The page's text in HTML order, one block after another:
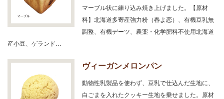
マーブル状に練り込み焼き上げました。【原材
料】北海道多寄産強力粉（春よ恋）、有機豆乳無
調整、有機デーツ、農薬・化学肥料不使用北海道
産小豆、ゲランド…
ヴィーガンメロンパン
動物性乳製品を使わず、豆乳で仕込んだ生地に、
白ごまを入れたクッキー生地を乗せました。原材